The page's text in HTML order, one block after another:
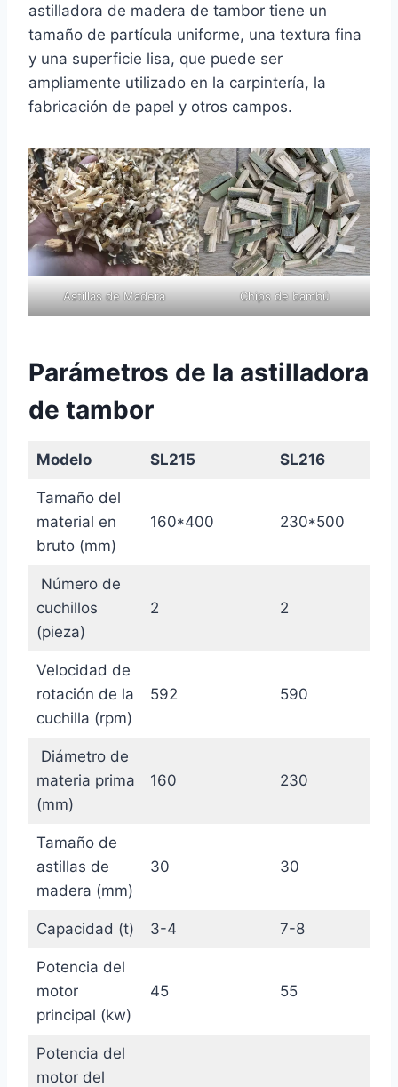
astilladora de madera de tambor tiene un
tamaño de partícula uniforme, una textura fina
y una superficie lisa, que puede ser
ampliamente utilizado en la carpintería, la
fabricación de papel y otros campos.
Astillas de Madera Chips de bambú
Parámetros de la astilladora
de tambor
Modelo SL215 SL216
Tamaño del
material en
bruto (mm)
160*400 230*500
Número de
cuchillos
(pieza)
2 2
Velocidad de
rotación de la
cuchilla (rpm)
592 590
Diámetro de
materia prima
(mm)
160 230
Tamaño de
astillas de
madera (mm)
30 30
Capacidad (t) 3-4 7-8
Potencia del
motor
principal (kw)
45 55
Potencia del
motor del